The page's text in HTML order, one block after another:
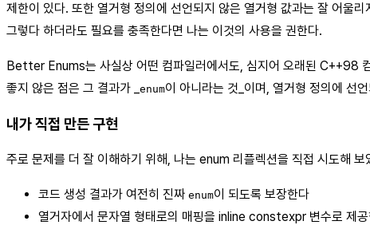
제한이 있다. 또한 열거형 정의에 선언되지 않은 열거형 값과는 잘 어울리
그렇다 하더라도 필요를 충족한다면 나는 이것의 사용을 권한다.
Better Enums는 사실상 어떤 컴파일러에서도, 심지어 오래된 C++98
좋지 않은 점은 그 결과가 _
enum이 아니라는 것_이며, 열거형 정의에
내가 직접 만든 구현
주로 문제를 더 잘 이해하기 위해, 나는 enum 리플렉션을 직접 시도해
코드 생성 결과가 여전히 진짜 enum이 되도록 보장한다
열거자에서 문자열 형태로의 매핑을 inline constexpr 변수로 제